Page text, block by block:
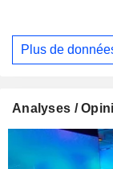
Plus de
Analyses /